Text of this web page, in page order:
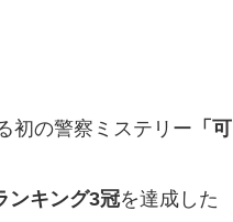
初の警察ミステリー 「可
ンキング3冠を達成した